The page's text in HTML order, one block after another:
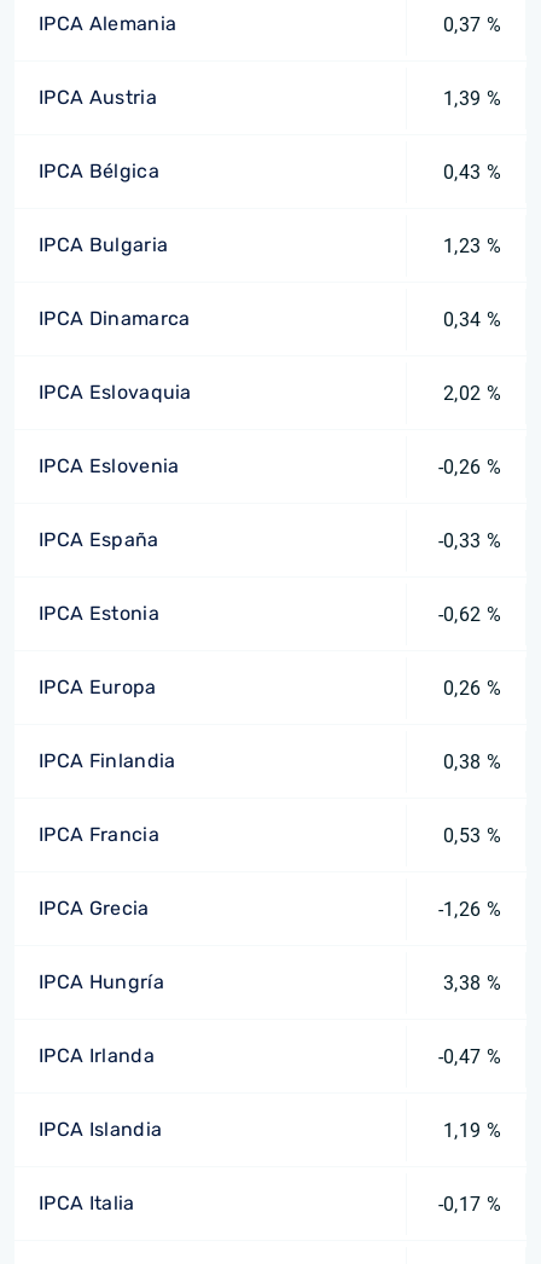
IPCA Alemania 0,37 %
IPCA Austria 1,39 %
IPCA Bélgica 0,43 %
IPCA Bulgaria 1,23 %
IPCA Dinamarca 0,34 %
IPCA Eslovaquia 2,02 %
IPCA Eslovenia -0,26 %
IPCA España -0,33 %
IPCA Estonia -0,62 %
IPCA Europa 0,26 %
IPCA Finlandia 0,38 %
IPCA Francia 0,53 %
IPCA Grecia -1,26 %
IPCA Hungría 3,38 %
IPCA Irlanda -0,47 %
IPCA Islandia 1,19 %
IPCA Italia -0,17 %